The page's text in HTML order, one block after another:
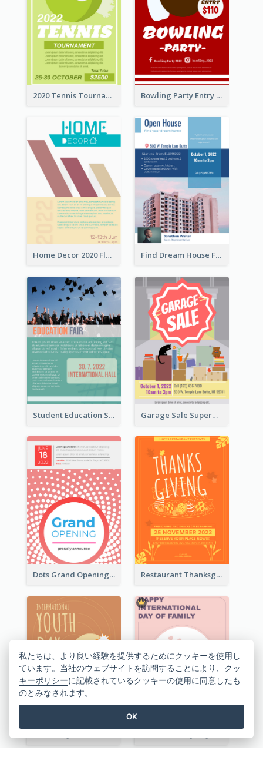
2020 Tennis Tournament Flyer Bowling Party Entry Flyer
Home Decor 2020 Flyer Find Dream House Flyer
Student Education Study Flyer Garage Sale Supermarket Flyer
Dots Grand Opening Flyers Restaurant Thanksgiving Promote Flyers
私たちは、より良い経験を提供するためにクッキーを使用し
ています。当社のウェブサイトを訪問することにより、 クッ
キーポリシーに記載されているクッキーの使用に同意したも
のとみなされます。
OK